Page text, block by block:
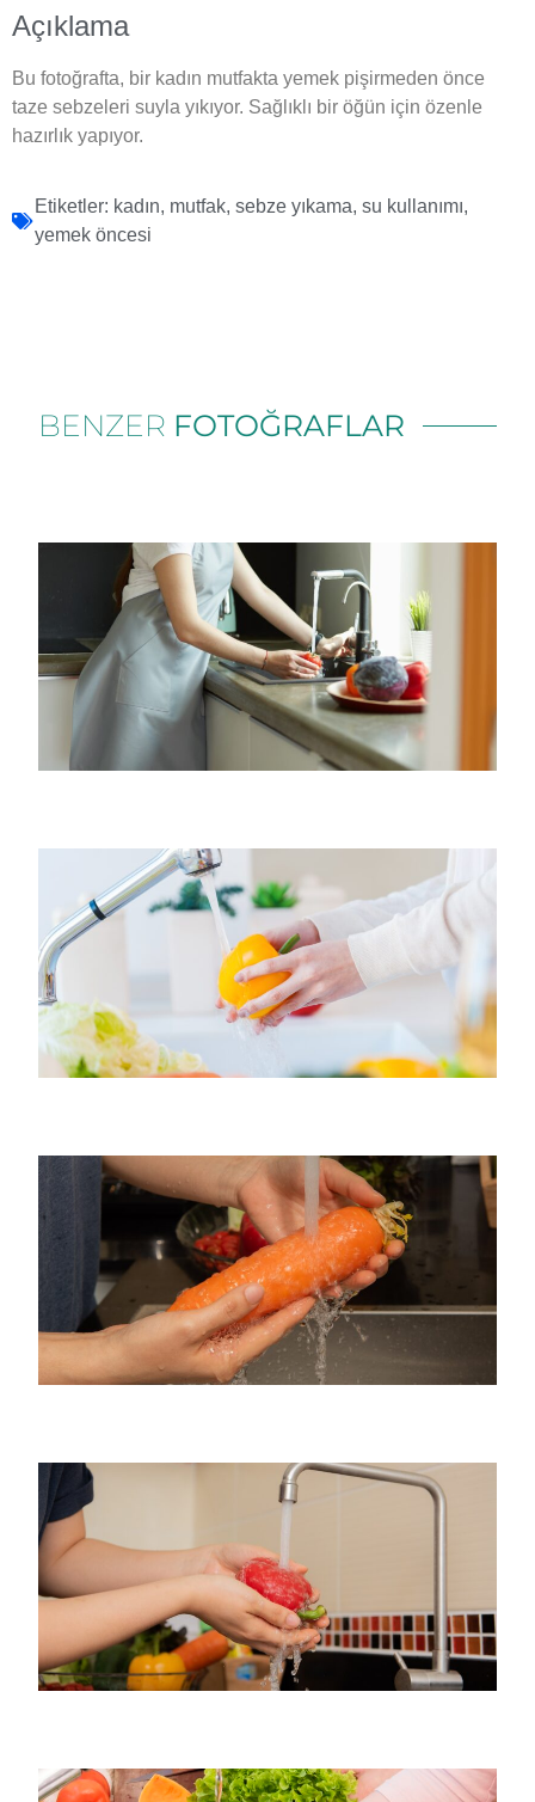
Açıklama
Bu fotoğrafta, bir kadın mutfakta yemek pişirmeden önce
taze sebzeleri suyla yıkıyor. Sağlıklı bir öğün için özenle
hazırlık yapıyor.
Etiketler: kadın, mutfak, sebze yıkama, su kullanımı,
yemek öncesi
BENZER FOTOĞRAFLAR